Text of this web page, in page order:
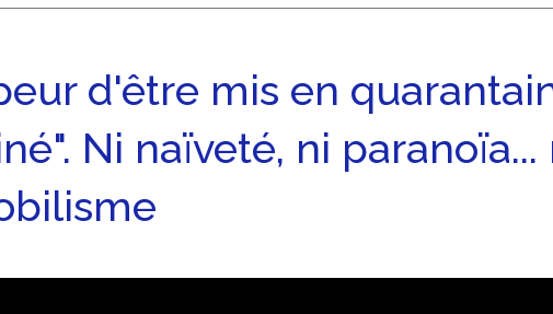
d'être mis en
Ni naïveté, ni paranoïa...